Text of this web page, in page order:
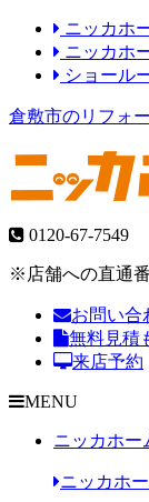
ニッカホ
ニッカホ
ショール
倉敷市のリフォ
0120-67-7549
※店舗への直通
お問い合
無料見積
来店予約
MENU
ニッカホー
ニッカホ